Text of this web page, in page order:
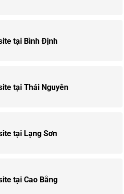
tại Bình Định
tại Thái Nguyên
tại Lạng Sơn
tại Cao Bằng